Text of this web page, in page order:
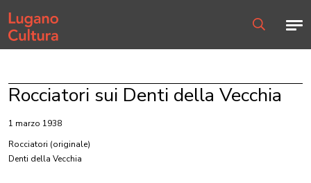
Home page
Rocciatori sui Denti della Vecchia
1 marzo 1938
Rocciatori (originale)
Denti della Vecchia